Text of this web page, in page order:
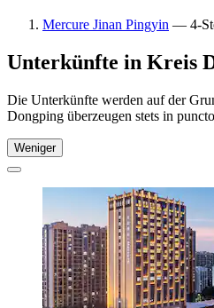
Mercure Jinan Pingyin — 4-
Unterkünfte in Kreis
Die Unterkünfte werden auf der
Dongping überzeugen stets in
Weniger